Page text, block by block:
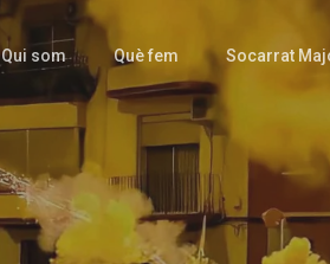
Qui som Què fem Socarrat